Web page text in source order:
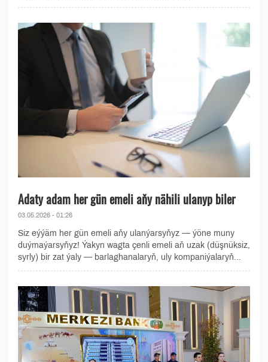
Adaty adam her gün emeli aňy nähili ulanyp biler
03.05.2026 - 01:26
Siz eýýäm her gün emeli aňy ulanýarsyňyz — ýöne muny
duýmaýarsyňyz! Ýakyn wagta çenli emeli aň uzak (düşnüksiz,
syrly) bir zat ýaly — barlaghanalaryň, uly kompaniýalaryň...